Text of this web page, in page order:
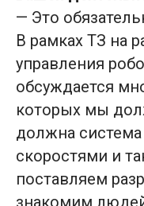
— Это
В рамках ТЗ на
управления
обсуждается
которых мы
должна
скоростями и
поставляем
знакомим